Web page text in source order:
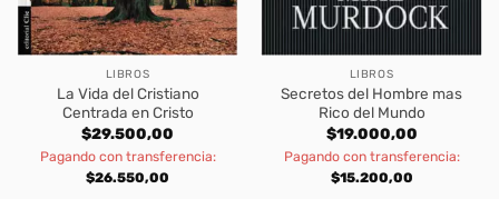
LIBROS
La Vida del Cristiano
Centrada en Cristo
$29.500,00
Pagando con transferencia:
$26.550,00
LIBROS
Secretos del Hombre mas
Rico del Mundo
$19.000,00
Pagando con transferencia:
$15.200,00